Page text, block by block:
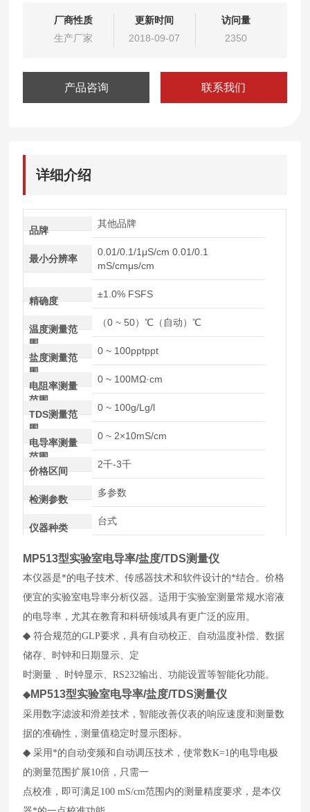
厂商性质
生产厂家
更新时间
2018-09-07
访问量
2350
产品咨询 联系我们
详细介绍
品牌
其他品牌
最小分辨率
0.01/0.1/1μS/cm 0.01/0.1
mS/cmμs/cm
精确度
±1.0% FSFS
温度测量范
围
（0 ~ 50）℃（自动）℃
盐度测量范
围
0 ~ 100pptppt
电阻率测量
范围
0 ~ 100MΩ·cm
TDS测量范
围
0 ~ 100g/Lg/l
电导率测量
范围
0 ~ 2×10mS/cm
价格区间
2千-3千
检测参数
多参数
仪器种类
台式
MP513型实验室电导率/盐度/TDS测量仪
本仪器是*的电子技术、传感器技术和软件设计的*结合。价格
便宜的实验室电导率分析仪器。适用于实验室测量常规水溶液
的电导率，尤其在教育和科研领域具有更广泛的应用。
◆符合规范的GLP要求，具有自动校正、自动温度补偿、数据
储存、时钟和日期显示、定
时测量 、时钟显示、RS232输出、功能设置等智能化功能。
◆ MP513型实验室电导率/盐度/TDS测量仪
采用数字滤波和滑差技术，智能改善仪表的响应速度和测量数
据的准确性，测量值稳定时显示图标。
◆采用*的自动变频和自动调压技术，使常数K=1的电导电极
的测量范围扩展10倍，只需一
点校准，即可满足100 mS/cm范围内的测量精度要求，是本仪